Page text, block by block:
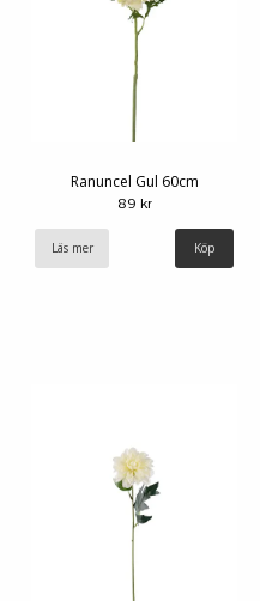
Ranuncel Gul 60cm
89 kr
Läs mer